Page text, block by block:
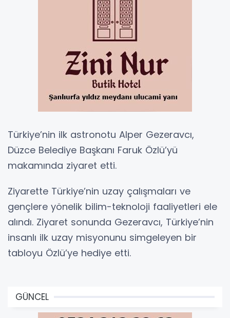
Türkiye’nin ilk astronotu Alper Gezeravcı,
Düzce Belediye Başkanı Faruk Özlü’yü
makamında ziyaret etti.
Ziyarette Türkiye’nin uzay çalışmaları ve
gençlere yönelik bilim-teknoloji faaliyetleri ele
alındı. Ziyaret sonunda Gezeravcı, Türkiye’nin
insanlı ilk uzay misyonunu simgeleyen bir
tabloyu Özlü’ye hediye etti.
GÜNCEL